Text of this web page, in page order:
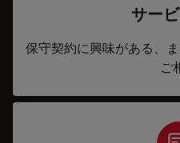
サー
保守契約に興味がある、
ご